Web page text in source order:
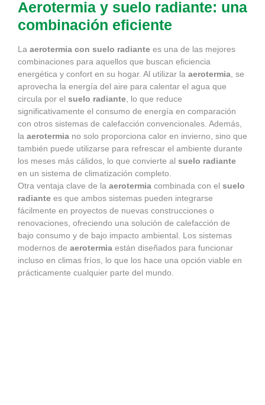
Aerotermia y suelo radiante: una
combinación eficiente
La aerotermia con suelo radiante es una de las mejores
combinaciones para aquellos que buscan eficiencia
energética y confort en su hogar. Al utilizar la aerotermia, se
aprovecha la energía del aire para calentar el agua que
circula por el suelo radiante, lo que reduce
significativamente el consumo de energía en comparación
con otros sistemas de calefacción convencionales. Además,
la aerotermia no solo proporciona calor en invierno, sino que
también puede utilizarse para refrescar el ambiente durante
los meses más cálidos, lo que convierte al suelo radiante
en un sistema de climatización completo.
Otra ventaja clave de la aerotermia combinada con el suelo
radiante es que ambos sistemas pueden integrarse
fácilmente en proyectos de nuevas construcciones o
renovaciones, ofreciendo una solución de calefacción de
bajo consumo y de bajo impacto ambiental. Los sistemas
modernos de aerotermia están diseñados para funcionar
incluso en climas fríos, lo que los hace una opción viable en
prácticamente cualquier parte del mundo.